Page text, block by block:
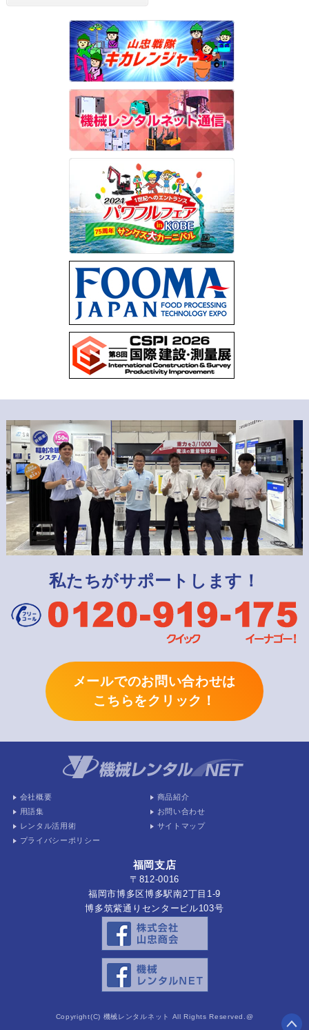
私たちがサポートします！
メールでのお問い合わせは
こちらをクリック！
会社概要
商品紹介
用語集
お問い合わせ
レンタル活用術
サイトマップ
プライバシーポリシー
福岡支店
〒812-0016
福岡市博多区博多駅南2丁目1-9
博多筑紫通りセンタービル103号
Copyright(C) 機械レンタルネット All Rights Reserved.@